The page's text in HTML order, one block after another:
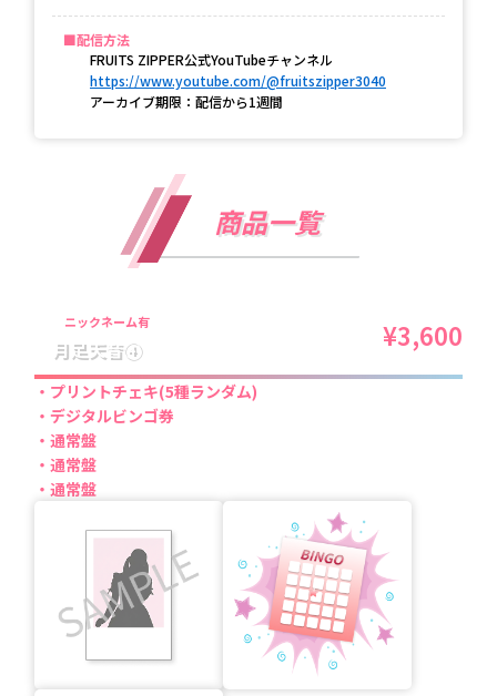
配信方法
FRUITS ZIPPER公式YouTubeチャンネル
https://www.youtube.com/@fruitszipper3040
アーカイブ期限：配信から1週間
商品一覧
ニックネーム有
月足天音④ ¥3,600
プリントチェキ(5種ランダム)
デジタルビンゴ券
通常盤
通常盤
通常盤